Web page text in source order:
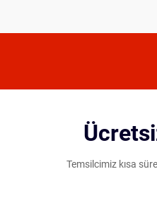
Temsilcimiz kısa